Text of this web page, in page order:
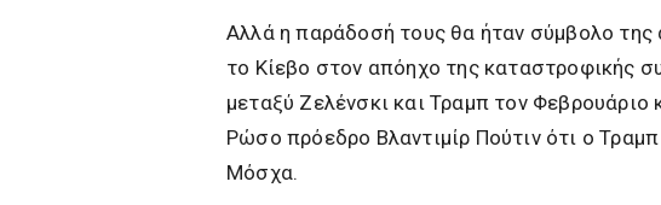
Αλλά η παράδοσή τους θα ήταν σύμβολο της
το Κίεβο στον απόηχο της καταστροφικής
μεταξύ Ζελένσκι και Τραμπ τον Φεβρουάριο
Ρώσο πρόεδρο Βλαντιμίρ Πούτιν ότι ο
Μόσχα.